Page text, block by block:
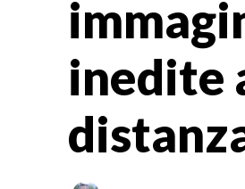
inedite